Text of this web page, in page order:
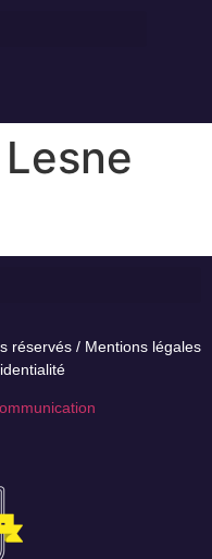
réservés / Mentions légales